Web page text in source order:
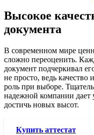
Высокое
документа
В современном мире
сложно переоценить.
документ подчеркивал
не просто, ведь
роль при выборе.
надежной компании дает
достичь новых высот.
Купить аттестат